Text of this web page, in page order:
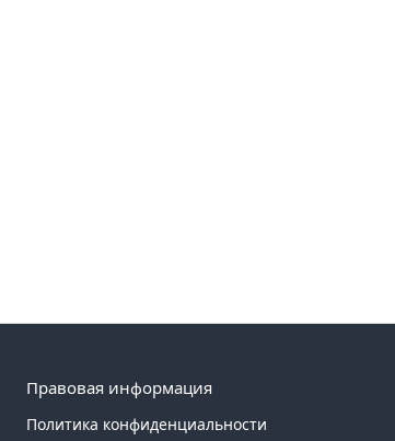
Правовая информация
Политика конфиденциальности